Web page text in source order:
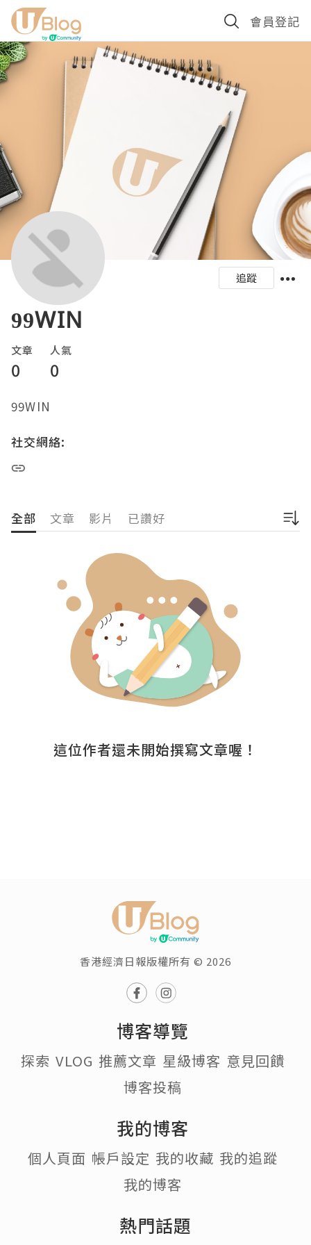
會員登記
追蹤
99WIN
文章
0
人氣
0
99WIN
社交網絡:
全部 文章 影片 已讚好
這位作者還未開始撰寫文章喔！
香港經濟日報版權所有 © 2026
博客導覽
探索 VLOG 推薦文章 星級博客 意見回饋
博客投稿
我的博客
個人頁面 帳戶設定 我的收藏 我的追蹤
我的博客
熱門話題